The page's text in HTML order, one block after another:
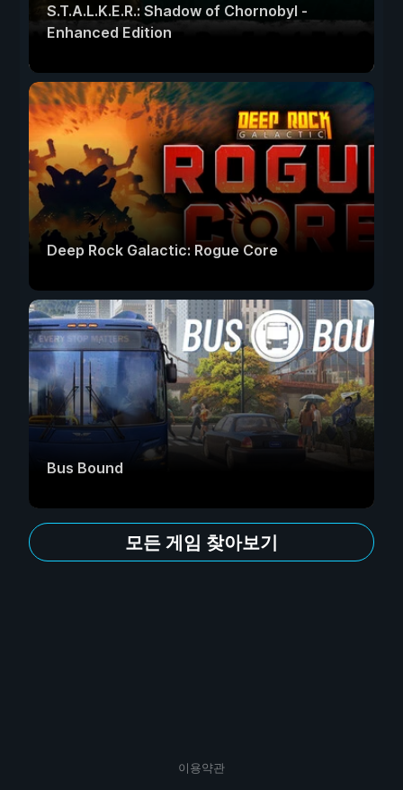
S.T.A.L.K.E.R.: Shadow of Chornobyl -
Enhanced Edition
Deep Rock Galactic: Rogue Core
Bus Bound
모든 게임 찾아보기
이용약관